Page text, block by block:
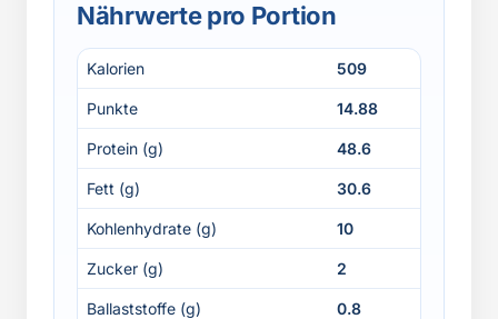
Nährwerte pro Portion
Kalorien 509
Punkte 14.88
Protein (g) 48.6
Fett (g) 30.6
Kohlenhydrate (g) 10
Zucker (g) 2
Ballaststoffe (g) 0.8